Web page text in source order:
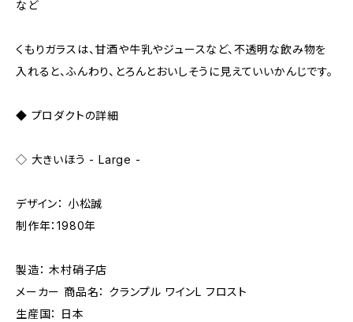
など
くもりガラスは、甘酒や牛乳やジュースなど、不透明な飲み物を
入れると、ふんわり、とろんとおいしそうに見えていいかんじです。
◆ プロダクトの詳細
◇ 大きいほう - Large -
デザイン： 小松誠
制作年：1980年
製造： 木村硝子店
メーカー 商品名： クランプル ワインL フロスト
生産国： 日本